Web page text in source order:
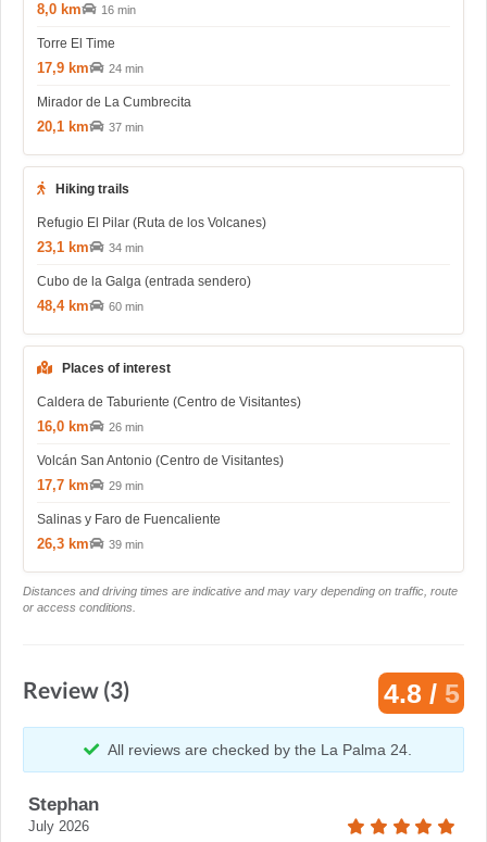
8,0 km 16 min
Torre El Time
17,9 km 24 min
Mirador de La Cumbrecita
20,1 km 37 min
Hiking trails
Refugio El Pilar (Ruta de los Volcanes)
23,1 km 34 min
Cubo de la Galga (entrada sendero)
48,4 km 60 min
Places of interest
Caldera de Taburiente (Centro de Visitantes)
16,0 km 26 min
Volcán San Antonio (Centro de Visitantes)
17,7 km 29 min
Salinas y Faro de Fuencaliente
26,3 km 39 min
Distances and driving times are indicative and may vary depending on traffic, route
or access conditions.
Review (3) 4.8 / 5
All reviews are checked by the La Palma 24.
Stephan
July 2026